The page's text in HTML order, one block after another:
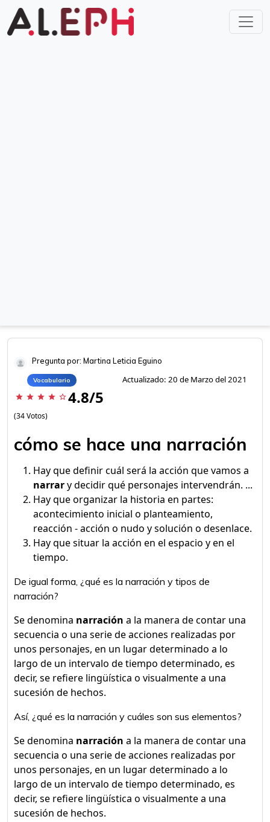
Pregunta por: Martina Leticia Eguino
Vocabulario Actualizado: 20 de Marzo del 2021
star star star star star_border 4.8/5
(34 Votos)
cómo se hace una narración
Hay que definir cuál será la acción que vamos a
narrary decidir qué personajes intervendrán. ...
Hay que organizar la historia en partes:
acontecimiento inicial o planteamiento,
reacción - acción o nudo y solución o desenlace.
Hay que situar la acción en el espacio y en el
tiempo.
De igual forma, ¿qué es la narración y tipos de
narración?
Se denomina narración a la manera de contar una
secuencia o una serie de acciones realizadas por
unos personajes, en un lugar determinado a lo
largo de un intervalo de tiempo determinado, es
decir, se refiere lingüística o visualmente a una
sucesión de hechos.
Así, ¿qué es la narración y cuáles son sus elementos?
Se denomina narración a la manera de contar una
secuencia o una serie de acciones realizadas por
unos personajes, en un lugar determinado a lo
largo de un intervalo de tiempo determinado, es
decir, se refiere lingüística o visualmente a una
sucesión de hechos.